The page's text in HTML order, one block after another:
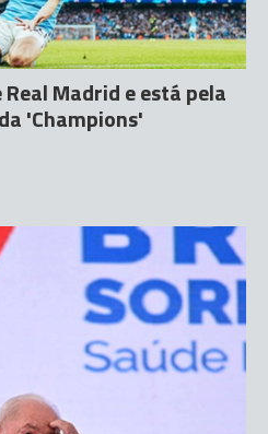
Madrid e está pela
'Champions'